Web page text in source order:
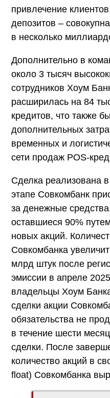
привлечение
депозитов –
в несколько
Дополнительно в
около 3 тысяч
сотрудников Хоум
расширилась на 84
кредитов, что также
дополнительных
временных и
сети продаж POS-
Сделка реализована
этапе Совкомбанк
за денежные
оставшиеся 90%
новых акций.
Совкомбанка
млрд штук после
эмиссии в апреле
владельцы Хоум
сделки акции
обязательства не
в течение шести
сделки. После
количество акций в
float) Совкомбанка